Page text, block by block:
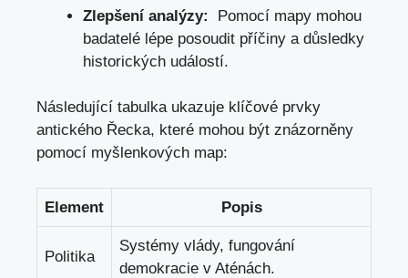
Zlepšení analýzy:
⁤ Pomocí mapy mohou
badatelé lépe posoudit příčiny a důsledky
historických​ událostí.
Následující tabulka ukazuje klíčové prvky⁢
antického Řecka, které mohou být znázorněny
pomocí myšlenkových map:
Element Popis
Politika
Systémy vlády, fungování
demokracie ⁢v Aténách.